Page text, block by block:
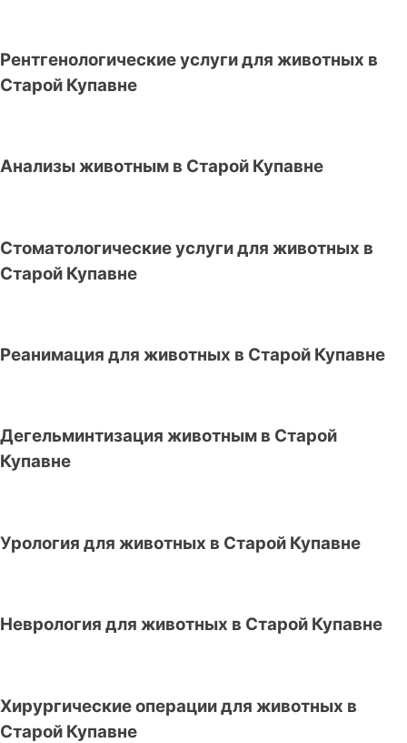
Рентгенологические услуги для животных в
Старой Купавне
Анализы животным в Старой Купавне
Стоматологические услуги для животных в
Старой Купавне
Реанимация для животных в Старой Купавне
Дегельминтизация животным в Старой
Купавне
Урология для животных в Старой Купавне
Неврология для животных в Старой Купавне
Хирургические операции для животных в
Старой Купавне